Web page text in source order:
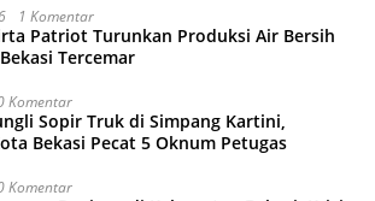
1 Komentar
Patriot Turunkan Produksi Air Bersih
Tercemar
Komentar
Sopir Truk di Simpang Kartini,
Bekasi Pecat 5 Oknum Petugas
Komentar